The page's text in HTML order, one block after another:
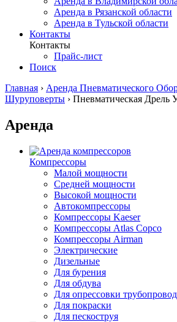
Аренда в Рязанской области
Аренда в Тульской области
Контакты
Контакты
Прайс-лист
Поиск
Главная › Аренда Пневматического
Шуруповерты › Пневматическая Дрель
Аренда
Компрессоры
Малой мощности
Средней мощности
Высокой мощности
Автокомпрессоры
Компрессоры Kaeser
Компрессоры Atlas Copco
Компрессоры Airman
Электрические
Дизельные
Для бурения
Для обдува
Для опрессовки
Для покраски
Для пескоструя